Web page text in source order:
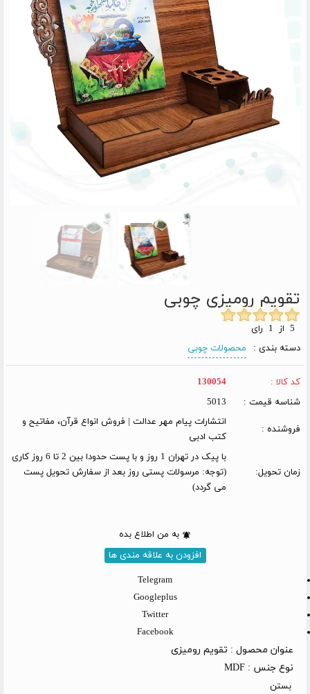
تقویم رومیزی چوبی
دسته بندی :
محصولات چوبی
کد کالا :
130054
شناسه قیمت :
5013
فروشنده :
انتشارات پیام مهر عدالت | فروش انواع قرآن، مفاتیح و
کتب ادبی
زمان تحویل:
با پیک در تهران 1 روز و با پست حدودا بین 2 تا 6 روز کاری
(توجه: مرسولات پستی روز بعد از سفارش تحویل پست
می گردد)
به من اطلاع بده
افزودن به علاقه مندی ها
Telegram
Googleplus
Twitter
Facebook
عنوان محصول : تقویم رومیزی
نوع جنس : MDF
بستن